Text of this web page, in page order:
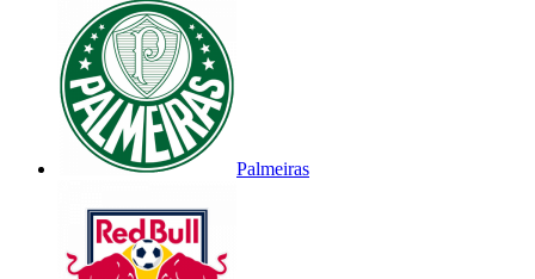
Palmeiras